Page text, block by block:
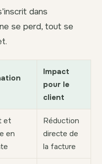
dans
ne se perd, tout se
Impact
pour le
client
et
en
Réduction
directe de
la facture